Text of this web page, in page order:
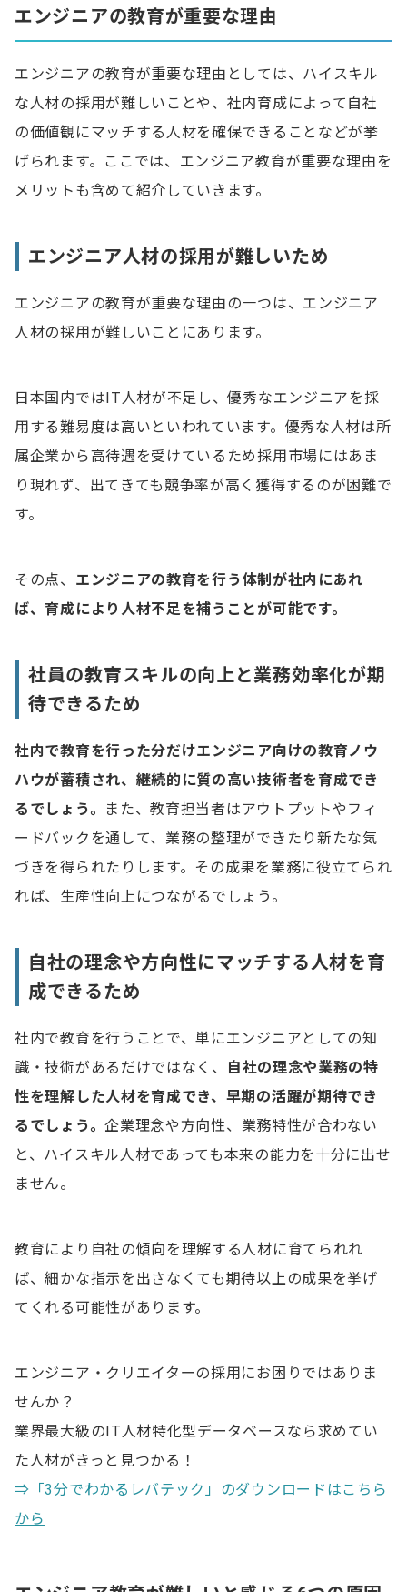
2.教育できる社員が足りない
3.教育に時間がかかる
4.教育の成果が見えにくい
5.育成したエンジニアが離職してしまう
ITの基礎知識
ソフトウェア開発に関する知識
ハードウェア開発に関する知識
コミュニケーションスキル
論理的思考力
代表的なエンジニアの教育方法5選
3.社内勉強会
エンジニアを教育する5つのステップ
1.必要なスキルを明確化する
2.現場の状況に合わせて教育方法・担当を決める
3.社員のスキルやキャリアビジョンを把握し目標設定
をする
4.実践の場を設ける
5.スキルマップを活用しレベルに合わせて業務を任せ
エンジニアを教育するときの4つのポイント
2.教育担当者が学ぶ機会を設ける
3.報連相を徹底して相談しやすい環境をつくる
エンジニア教育に使える助成金と各コース概要
エンジニアの教育ができないときの対処法
エンジニアの教育に関するよくある質問
Q.エンジニアを社内で教育するメリットは？
Q.エンジニアを社内で教育するデメリットは？
Q.エンジニアを教育する方法は？
エンジニアの教育が重要な理由
エンジニアの教育が重要な理由としては、ハイスキル
な人材の採用が難しいことや、社内育成によって自社
の価値観にマッチする人材を確保できることなどが挙
げられます。ここでは、エンジニア教育が重要な理由を
メリットも含めて紹介していきます。
エンジニア人材の採用が難しいため
エンジニアの教育が重要な理由の一つは、エンジニア
人材の採用が難しいことにあります。
日本国内ではIT人材が不足し、優秀なエンジニアを採
用する難易度は高いといわれています。優秀な人材は所
属企業から高待遇を受けているため採用市場にはあま
り現れず、出てきても競争率が高く獲得するのが困難で
す。
その点、 エンジニアの教育を行う体制が社内にあれ
ば、育成により人材不足を補うことが可能です。
社員の教育スキルの向上と業務効率化が期
待できるため
社内で教育を行った分だけエンジニア向けの教育ノウ
ハウが蓄積され、継続的に質の高い技術者を育成でき
るでしょう。
また、教育担当者はアウトプットやフィ
ードバックを通して、業務の整理ができたり新たな気
づきを得られたりします。その成果を業務に役立てられ
れば、生産性向上につながるでしょう。
自社の理念や方向性にマッチする人材を育
成できるため
社内で教育を行うことで、単にエンジニアとしての知
識・技術があるだけではなく、
自社の理念や業務の特
性を理解した人材を育成でき、早期の活躍が期待でき
るでしょう。企業理念や方向性、業務特性が合わない
と、ハイスキル人材であっても本来の能力を十分に出せ
ません。
教育により自社の傾向を理解する人材に育てられれ
ば、細かな指示を出さなくても期待以上の成果を挙げ
てくれる可能性があります。
エンジニア・クリエイターの採用にお困りではありま
せんか？
業界最大級のIT人材特化型データベースなら求めてい
た人材がきっと見つかる！
⇒「3分でわかるレバテック」のダウンロードはこちら
から